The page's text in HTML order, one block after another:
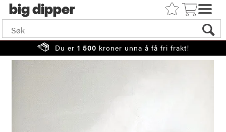
big
Du er 1 500 kroner unna å få fri frakt!